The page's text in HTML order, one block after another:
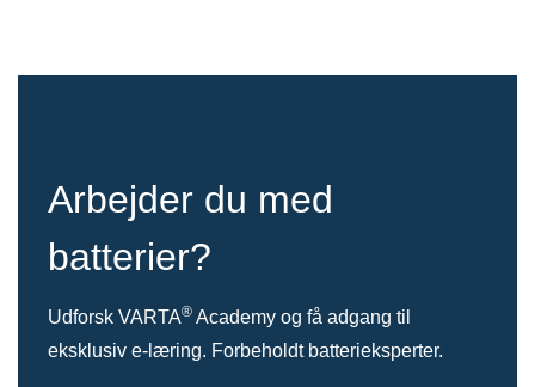
Arbejder du med
batterier?
Udforsk VARTA® Academy og få adgang til
eksklusiv e-læring. Forbeholdt batterieksperter.